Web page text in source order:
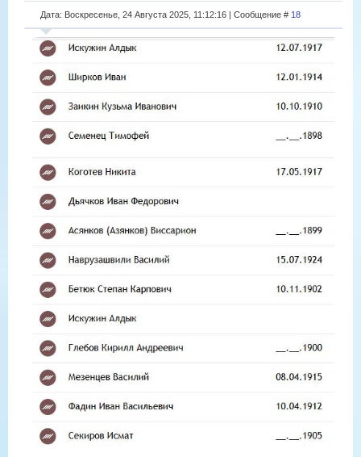
Дата: Воскресенье, 24 Августа 2025, 11:12:16 | Сообщение # 18